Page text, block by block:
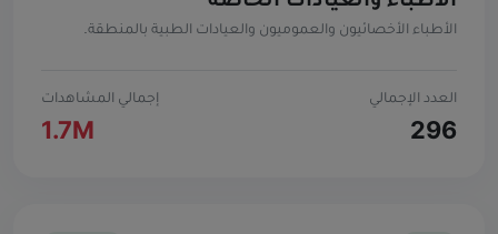
الأطباء الأخصائيون والعموميون والعيادات الطبية بالمنطقة.
العدد الإجمالي
296
إجمالي المشاهدات
1.7M